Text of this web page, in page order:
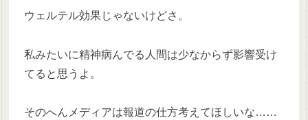
ウェルテル効果じゃないけどさ。
私みたいに精神病んでる人間は少なからず影響受け
てると思うよ。
そのへんメディアは報道の仕方考えてほしいな……